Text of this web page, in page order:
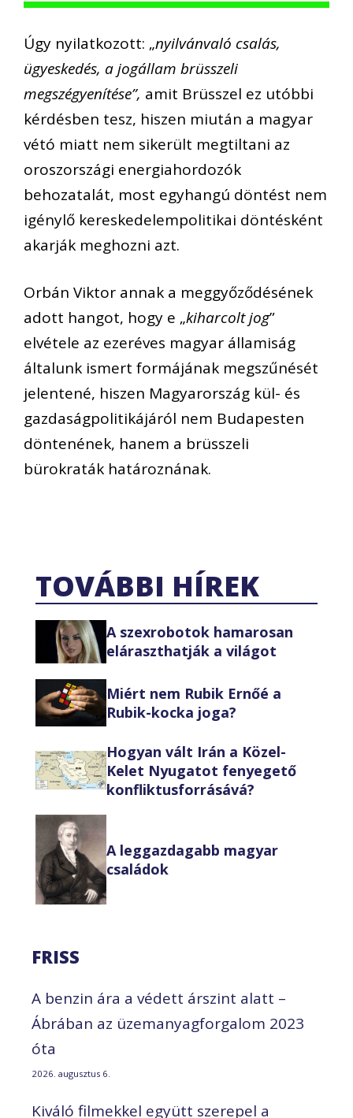
Úgy nyilatkozott: „nyilvánvaló csalás,
ügyeskedés, a jogállam brüsszeli
megszégyenítése”, amit Brüsszel ez utóbbi
kérdésben tesz, hiszen miután a magyar
vétó miatt nem sikerült megtiltani az
oroszországi energiahordozók
behozatalát, most egyhangú döntést nem
igénylő kereskedelempolitikai döntésként
akarják meghozni azt.
Orbán Viktor annak a meggyőződésének
adott hangot, hogy e „kiharcolt jog”
elvétele az ezeréves magyar államiság
általunk ismert formájának megszűnését
jelentené, hiszen Magyarország kül- és
gazdaságpolitikájáról nem Budapesten
döntenének, hanem a brüsszeli
bürokraták határoznának.
TOVÁBBI HÍREK
A szexrobotok hamarosan
eláraszthatják a világot
Miért nem Rubik Ernőé a
Rubik-kocka joga?
Hogyan vált Irán a Közel-
Kelet Nyugatot fenyegető
konfliktusforrásává?
A leggazdagabb magyar
családok
FRISS
A benzin ára a védett árszint alatt –
Ábrában az üzemanyagforgalom 2023
óta
2026. augusztus 6.
Kiváló filmekkel együtt szerepel a